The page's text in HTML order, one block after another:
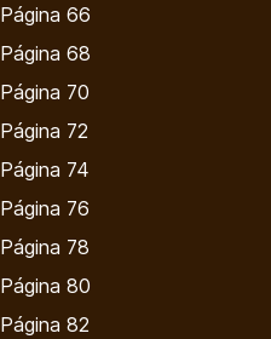
Página 66
Página 68
Página 70
Página 72
Página 74
Página 76
Página 78
Página 80
Página 82